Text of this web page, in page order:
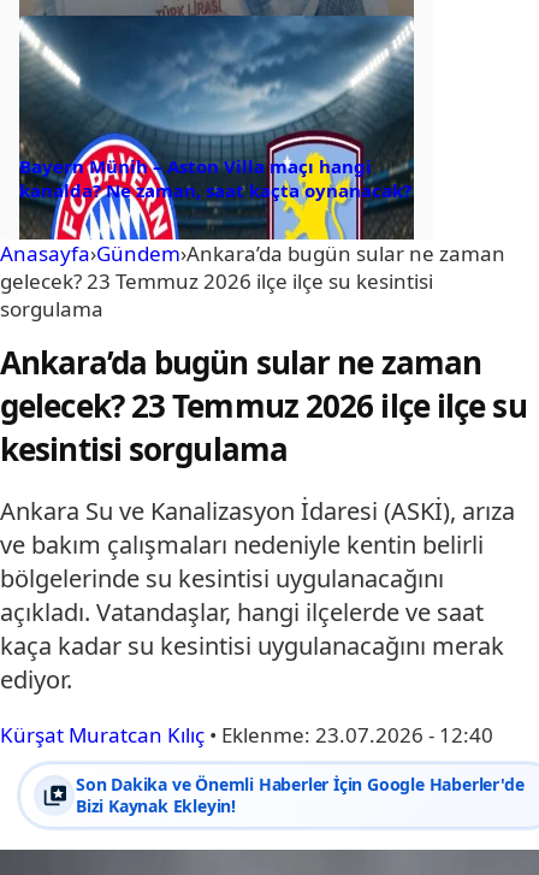
Bayern Münih – Aston Villa maçı hangi
kanalda? Ne zaman, saat kaçta oynanacak?
Anasayfa›Gündem›Ankara’da bugün sular ne zaman
gelecek? 23 Temmuz 2026 ilçe ilçe su kesintisi
sorgulama
Ankara’da bugün sular ne zaman
gelecek? 23 Temmuz 2026 ilçe ilçe su
kesintisi sorgulama
Ankara Su ve Kanalizasyon İdaresi (ASKİ), arıza
ve bakım çalışmaları nedeniyle kentin belirli
bölgelerinde su kesintisi uygulanacağını
açıkladı. Vatandaşlar, hangi ilçelerde ve saat
kaça kadar su kesintisi uygulanacağını merak
ediyor.
Kürşat Muratcan Kılıç • Eklenme: 23.07.2026 - 12:40
Son Dakika ve Önemli Haberler İçin Google Haberler'de
Bizi Kaynak Ekleyin!